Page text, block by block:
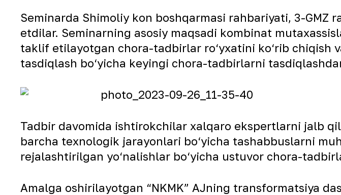
Seminarda Shimoliy kon boshqarmasi rahbariyati, 3-GMZ
etdilar. Seminarning asosiy maqsadi kombinat
taklif etilayotgan chora-tadbirlar ro‘yxatini ko‘rib chiqish
tasdiqlash bo‘yicha keyingi chora-tadbirlarni
Tadbir davomida ishtirokchilar xalqaro ekspertlarni jalb
barcha texnologik jarayonlari bo‘yicha tashabbuslarni
rejalashtirilgan yo‘nalishlar bo‘yicha ustuvor chora-
Amalga oshirilayotgan “NKMK” AJning transformatsiya